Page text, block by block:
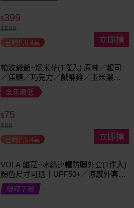
$399
$599
已銷售6.4萬 立即搶
帕波爺爺~爆米花(1罐入) 原味／起司
／焦糖／巧克力／鹹酥雞／玉米濃湯
／珍珠奶茶 款式可選
全年最低
$75
$99
已銷售5.4萬 立即搶
VOLA 維菈~冰絲連帽防曬外套(1件入)
顏色尺寸可選｜UPF50+／涼感外套／
可拆帽簷／馬尾孔設計／機車族防曬
限時下殺